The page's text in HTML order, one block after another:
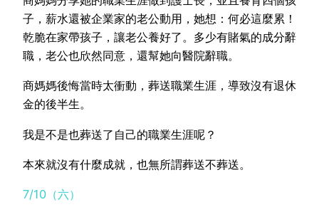
子，薪水還被企業家的老公動用，她想：何必這麼累！
乾脆在家帶孩子，讓老公養好了。多少有賭氣的成分辭
職，老公也欣然同意，還幫她向醫院辭職。
商媽媽後悔當時太衝動，葬送職業生涯，導致沒有退休
金的後半生。
我是不是也葬送了自己的職業生涯呢？
本來就沒有什麼成就，也無所謂葬送不葬送。
7/10（六）